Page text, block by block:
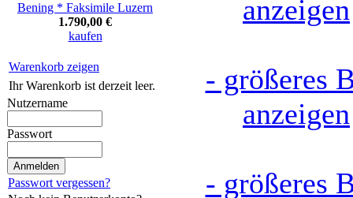
1.790,00 €
kaufen
Warenkorb zeigen
Ihr Warenkorb ist derzeit leer.
Nutzername
Passwort
Passwort vergessen?
anzeigen
- größeres
anzeigen
- größeres